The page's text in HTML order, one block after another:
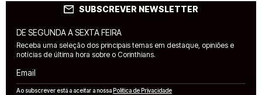
SUBSCREVER NEWSLETTER
DE SEGUNDA A SEXTA FEIRA
Receba uma seleção dos principais temas em destaque, opiniões e
notícias de última hora sobre o Corinthians.
Email
Ao subscrever está a aceitar a nossaPolítica de Privacidade